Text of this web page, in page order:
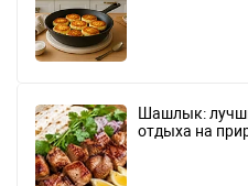
Шашлык:
отдыха на